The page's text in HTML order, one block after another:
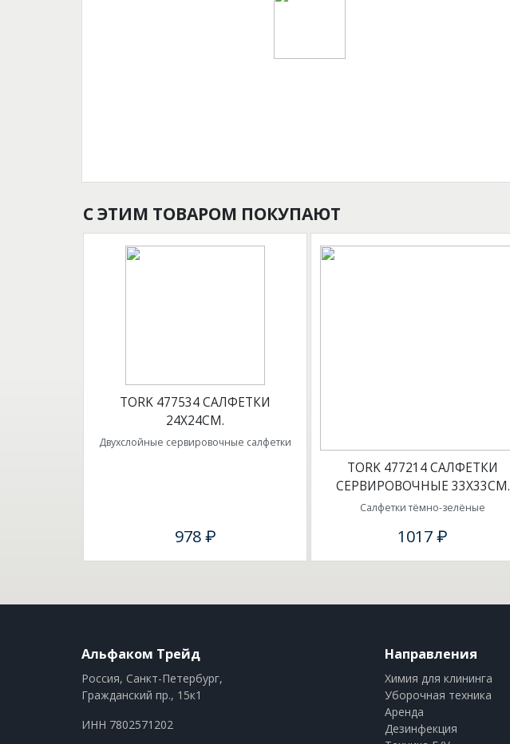
С ЭТИМ ТОВАРОМ ПОКУПАЮТ
TORK 477534 CАЛФЕТКИ
24Х24СМ.
Двухслойные сервировочные салфетки
978 ₽
TORK 477214 САЛФЕТКИ
СЕРВИРОВОЧНЫЕ 33X33СМ.
Салфетки тёмно-зелёные
1017 ₽
Альфаком Трейд
Россия, Санкт-Петербург,
Гражданский пр., 15к1
ИНН 7802571202
Направления
Химия для клининга
Уборочная техника
Аренда
Дезинфекция